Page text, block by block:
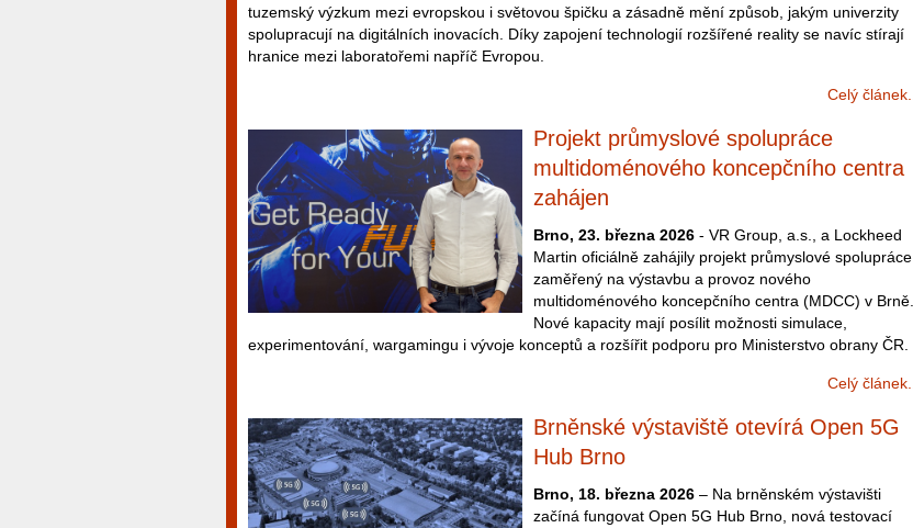
tuzemský výzkum mezi evropskou i světovou špičku a zásadně mění způsob, jakým univerzity
spolupracují na digitálních inovacích. Díky zapojení technologií rozšířené reality se navíc stírají
hranice mezi laboratořemi napříč Evropou.
Celý článek...
Projekt průmyslové spolupráce
multidoménového koncepčního centra
zahájen
Brno, 23. března 2026 - VR Group, a.s., a Lockheed
Martin oficiálně zahájily projekt průmyslové spolupráce
zaměřený na výstavbu a provoz nového
multidoménového koncepčního centra (MDCC) v Brně.
Nové kapacity mají posílit možnosti simulace,
experimentování, wargamingu i vývoje konceptů a rozšířit podporu pro Ministerstvo obrany ČR.
Celý článek...
Brněnské výstaviště otevírá Open 5G
Hub Brno
Brno, 18. března 2026 – Na brněnském výstavišti
začíná fungovat Open 5G Hub Brno, nová testovací